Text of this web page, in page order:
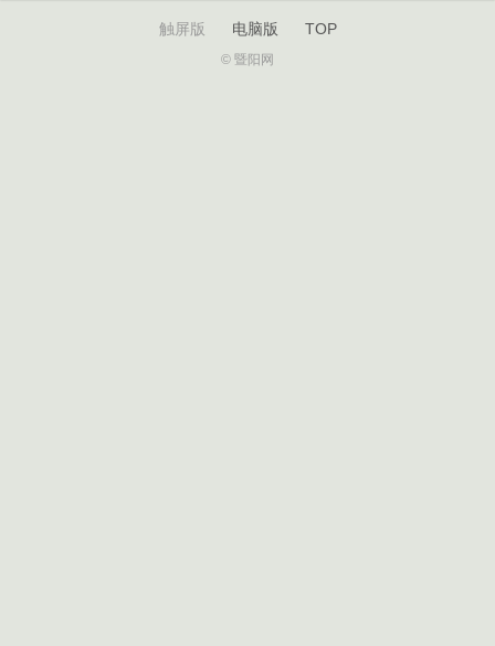
触屏版 电脑版 TOP
© 暨阳网